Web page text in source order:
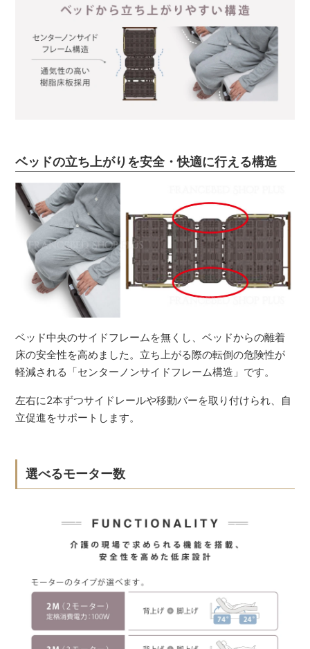
ベッドの立ち上がりを安全・快適に行える構造
ベッド中央のサイドフレームを無くし、ベッドからの離着
床の安全性を高めました。立ち上がる際の転倒の危険性が
軽減される「センターノンサイドフレーム構造」です。
左右に2本ずつサイドレールや移動バーを取り付けられ、自
立促進をサポートします。
選べるモーター数